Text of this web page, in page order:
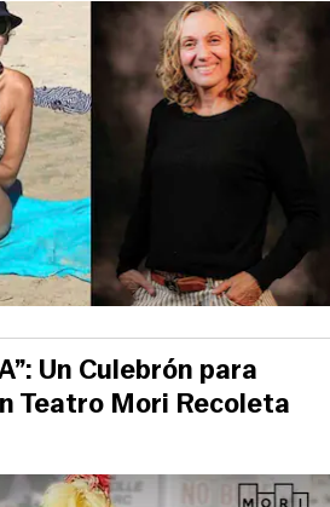
Un Culebrón para
Teatro Mori Recoleta